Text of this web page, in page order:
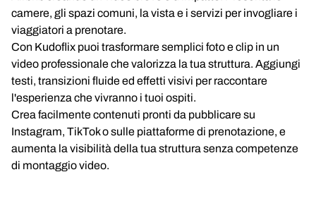
camere, gli spazi comuni, la vista e i servizi per invogliare i
viaggiatori a prenotare.
Con Kudoflix puoi trasformare semplici foto e clip in un
video professionale che valorizza la tua struttura. Aggiungi
testi, transizioni fluide ed effetti visivi per raccontare
l'esperienza che vivranno i tuoi ospiti.
Crea facilmente contenuti pronti da pubblicare su
Instagram, TikTok o sulle piattaforme di prenotazione, e
aumenta la visibilità della tua struttura senza competenze
di montaggio video.